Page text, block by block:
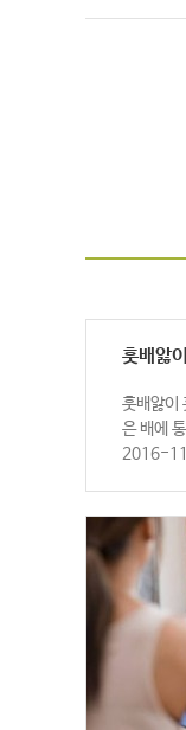
훗배앓이
훗배앓이
은 배에
2016-